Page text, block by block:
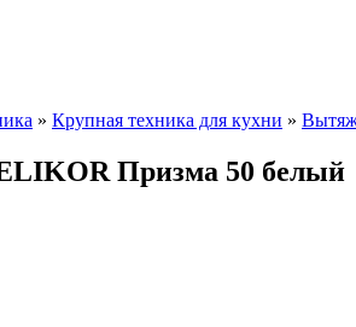
» Крупная техника для кухни »
Призма 50 белый